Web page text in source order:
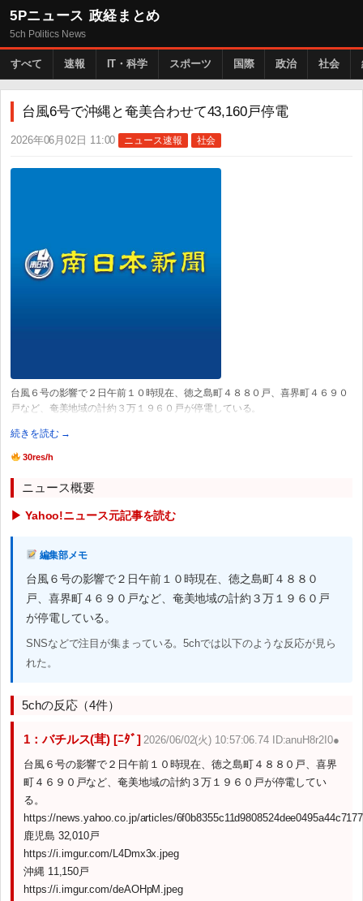
5Pニュース 政経まとめ
5ch Politics News
すべて 速報 IT・科学 スポーツ 国際 政治 社会
台風6号で沖縄と奄美合わせて43,160戸停電
2026年06月02日 11:00 ニュース速報 社会
台風６号の影響で２日午前１０時現在、徳之島町４８８０戸、喜界町４６９０
戸など、奄美地域の計約３万１９６０戸が停電している。
続きを読む →
30res/h
ニュース概要
▶ Yahoo!ニュース元記事を読む
編集部メモ
台風６号の影響で２日午前１０時現在、徳之島町４８８０
戸、喜界町４６９０戸など、奄美地域の計約３万１９６０戸
が停電している。
SNSなどで注目が集まっている。5chでは以下のような反応が見ら
れた。
5chの反応（4件）
1：バチルス(茸) [ﾆﾀﾞ] 2026/06/02(火) 10:57:06.74 ID:anuH8r2I0●
台風６号の影響で２日午前１０時現在、徳之島町４８８０戸、喜界
町４６９０戸など、奄美地域の計約３万１９６０戸が停電してい
る。
https://news.yahoo.co.jp/articles/
鹿児島 32,010戸
https://i.imgur.com/L4Dmx3x.jpeg
沖縄 11,150戸
https://i.imgur.com/deAOHpM.jpeg